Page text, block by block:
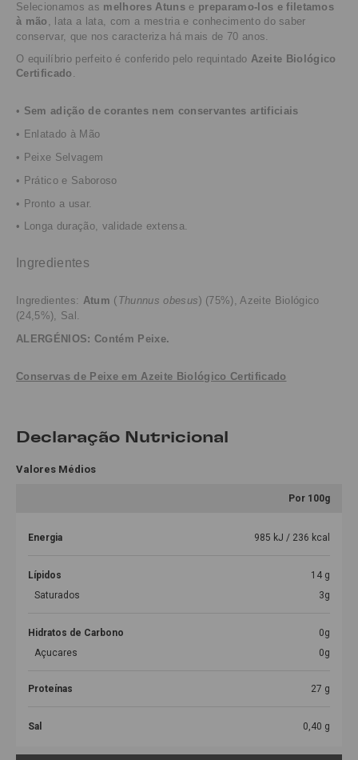
Selecionamos as melhores Atunse preparamo-los e filetamos
à mão , lata a lata, com a mestria e conhecimento do saber
conservar, que nos caracteriza há mais de 70 anos.
O equilíbrio perfeito é conferido pelo requintado Azeite Biológico
Certificado .
• Sem adição de corantes nem conservantes artificiais
• Enlatado à Mão
• Peixe Selvagem
• Prático e Saboroso
• Pronto a usar.
• Longa duração, validade extensa.
Ingredientes
Ingredientes: Atum ( Thunnus obesus) (75%),Azeite Biológico
(24,5%), Sal.
ALERGÉNIOS: Contém Peixe.
Conservas de Peixe em Azeite Biológico Certificado
Declaração Nutricional
Valores Médios
Por 100g
Energia 985 kJ / 236 kcal
Lípidos
14 g
Saturados
3g
Hidratos de Carbono
0g
Açucares
0g
Proteínas 27 g
Sal 0,40 g